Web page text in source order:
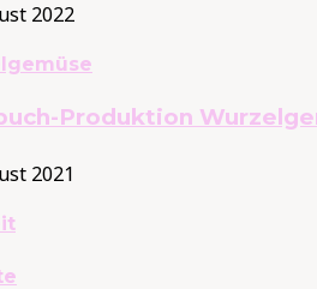
2022
Produktion
2021